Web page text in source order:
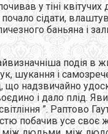
у тіні
сідати,
баньяна і
подія в
шукання і
що надзвичайно
і дало плід.
”. Раптово
побачив усе своє